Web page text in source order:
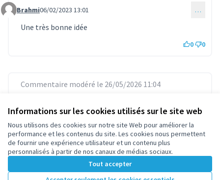
Informations sur les cookies utilisés sur le site web
Nous utilisons des cookies sur notre site Web pour améliorer la
performance et les contenus du site. Les cookies nous permettent
de fournir une expérience utilisateur et un contenu plus
personnalisés à partir de nos canaux de médias sociaux.
Tout accepter
Commentaire 790
Brahmi06/02/2023 13:01 …
Une très bonne idée
0 0
Commentaire modéré le 26/05/2026 11:04
Commentaire modéré le 26/05/2026 11:05
créez un compte
commentaire.